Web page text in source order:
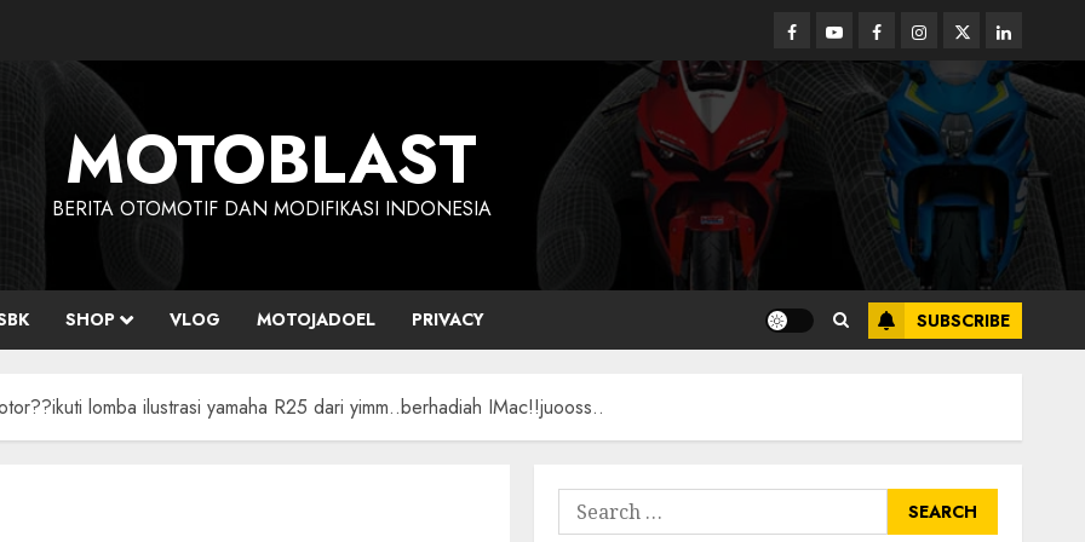
Facebook
YoutubeFacebookInstagram
Twitterlinkedin
MOTOBLAST
BERITA OTOMOTIF DAN MODIFIKASI INDONESIA
SHOP VLOG MOTOJADOEL PRIVACY SUBSCRIBE
lomba ilustrasi yamaha R25 dari yimm..berhadiah IMac!!juooss..
Search
for: